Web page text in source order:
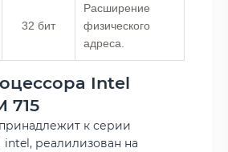
32 бит
Расширение
физического
адреса.
Intel
715
к серии
реалилизован на